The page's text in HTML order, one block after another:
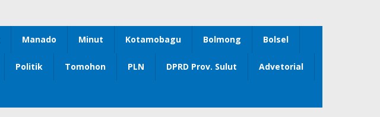
Manado Minut Kotamobagu Bolmong Bolsel
Politik Tomohon PLN DPRD Prov. Sulut Advetorial